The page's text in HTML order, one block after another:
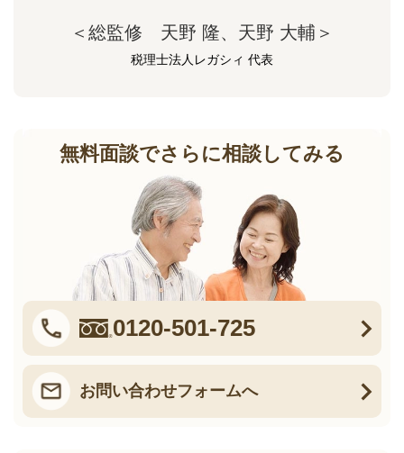
＜総監修 天野 隆、天野 大輔＞
税理士法人レガシィ 代表
無料面談でさらに相談してみる
0120-501-725
お問い合わせフォームへ